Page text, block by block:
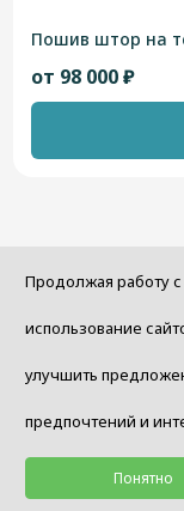
Пошив штор на
от 98 000 ₽
Меня
Продолжая работу
использование
улучшить
предпочтений и
Понятно